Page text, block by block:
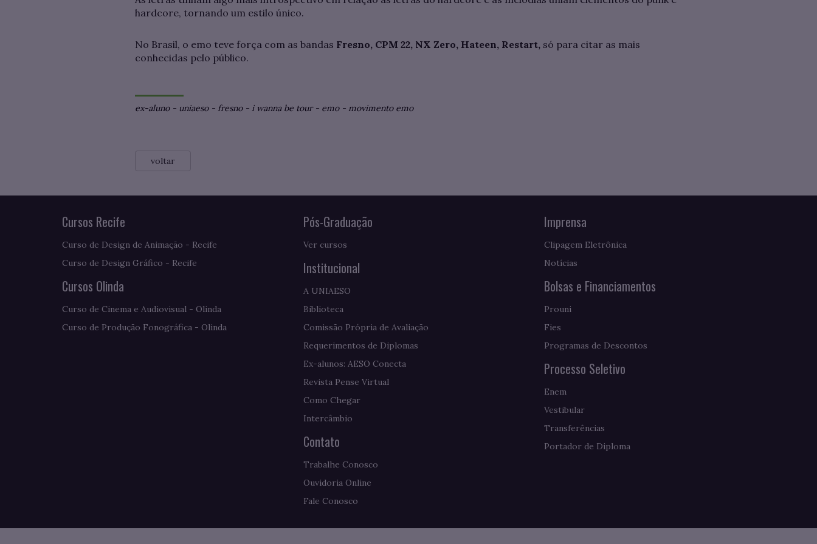
hardcore, tornando um estilo único.
No Brasil, o emo teve força com as bandas Fresno, CPM 22, NX Zero, Hateen, Restart, só para citar as mais
conhecidas pelo público.
ex-aluno- uniaeso- fresno- i wanna be tour- emo- movimento emo
voltar
Cursos Recife
Curso de Design de Animação - Recife
Curso de Design Gráfico - Recife
Cursos Olinda
Curso de Cinema e Audiovisual - Olinda
Curso de Produção Fonográfica - Olinda
Pós-Graduação
Ver cursos
Institucional
A UNIAESO
Biblioteca
Comissão Própria de Avaliação
Requerimentos de Diplomas
Ex-alunos: AESO Conecta
Revista Pense Virtual
Como Chegar
Intercâmbio
Contato
Trabalhe Conosco
Ouvidoria Online
Fale Conosco
Imprensa
Clipagem Eletrônica
Notícias
Bolsas e Financiamentos
Prouni
Fies
Programas de Descontos
Processo Seletivo
Enem
Vestibular
Transferências
Portador de Diploma